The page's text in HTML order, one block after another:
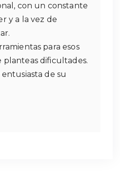
con un constante
y a la vez de
para esos
dificultades.
de su